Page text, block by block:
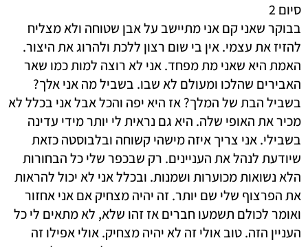
סיום 2
בבוקר שאני קם אני מתיישב על אבן שטוחה ולא מצליח
להזיז את עצמי. אין בי שום רצון ללכת ולהרוג את היצור.
האמת היא שאני מת מפחד. אני לא רוצה למות כמו שאר
האבירים שהלכו ומעולם לא שבו. בשביל מה אני אלך?
בשביל הבת של המלך? אז היא יפה והכל אבל אני בכלל לא
מכיר את האופי שלה. היא גם נראית לי יותר מידי עדינה
בשבילי. אני צריך איזה מישהי קשוחה ובלבוסטה כזאת
שיודעת לנהל את העניינים. רק שבכפר שלי כל הבחורות
הלא נשואות מכוערות ושמנות. ובכלל אני לא יכול להראות
את הפרצוף שלי שם יותר. זה יהיה מצחיק אם אני אחזור
ואומר לכולם תשמעו חברים אז זהו שלא, לא מתאים לי כל
העניין הזה. טוב אולי זה לא יהיה מצחיק. אולי אפילו זה